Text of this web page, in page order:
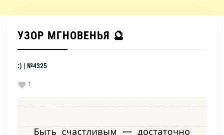
УЗОР МГНОВЕНЬЯ 🔮
:) | №4325
1